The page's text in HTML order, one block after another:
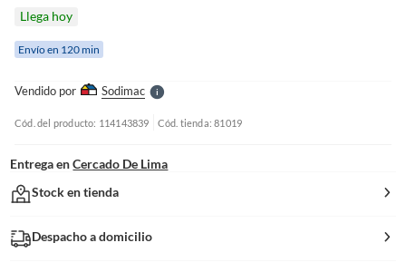
Llega hoy
Envío en 120 min
Vendido por SodimacS
Cód. del producto: 114143839 Cód. tienda: 81019
Entrega en Cercado De Lima
Stock en tienda
Despacho a domicilio